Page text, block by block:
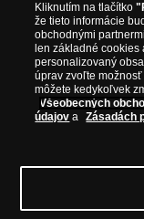
Kliknutím na tlačítko
že tieto informácie
obchodnými
len základné
personalizovaný
úprav zvoľte
môžete kedykoľvek
Všeobecných
údajov a Zásadách